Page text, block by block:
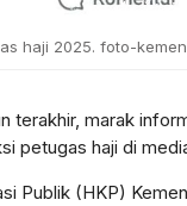
haji 2025. foto-
terakhir, marak
petugas haji di
Publik (HKP)